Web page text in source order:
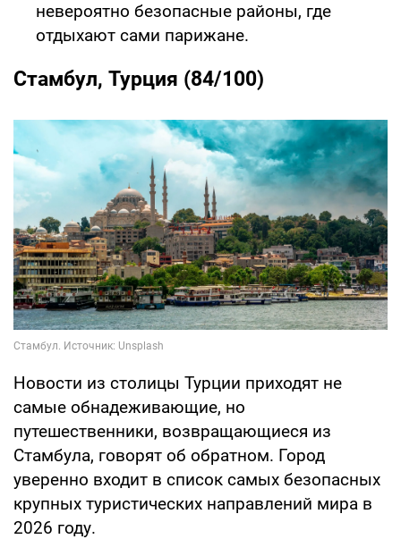
невероятно безопасные районы, где
отдыхают сами парижане.
Стамбул, Турция (84/100)
Новости из столицы Турции приходят не
самые обнадеживающие, но
путешественники, возвращающиеся из
Стамбула, говорят об обратном. Город
уверенно входит в список самых безопасных
крупных туристических направлений мира в
2026 году.